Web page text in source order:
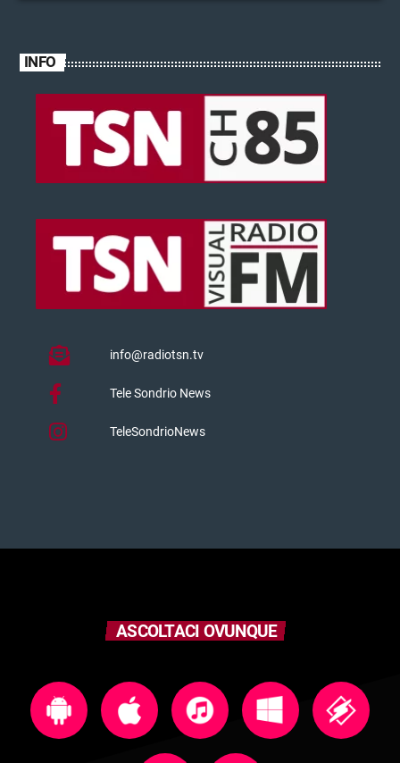
INFO
info@radiotsn.tv
Tele Sondrio News
TeleSondrioNews
ASCOLTACI OVUNQUE